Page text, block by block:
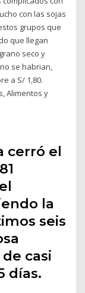
con las sojas
grupos que
que llegan
seco y
se habrian,
a S/ 1,80.
Alimentos y
cerró el
la
seis
casi
días.